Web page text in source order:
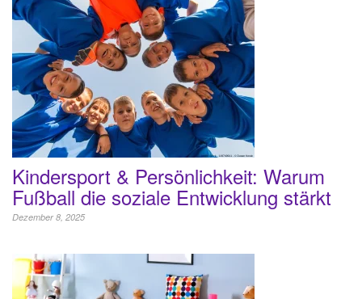
Kindersport & Persönlichkeit: Warum
Fußball die soziale Entwicklung stärkt
Dezember 8, 2025